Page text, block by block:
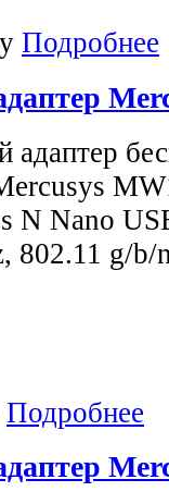
Подробнее
адаптер
N Nano
802.11 g/b/
Подробнее